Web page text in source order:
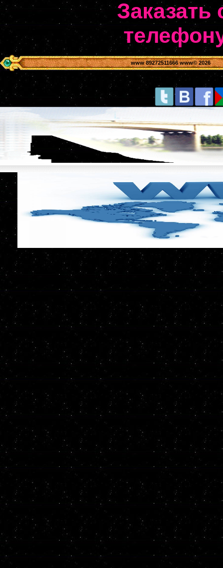
www 89272511666 www© 2026